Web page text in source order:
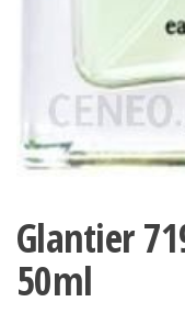
Glantier
50ml